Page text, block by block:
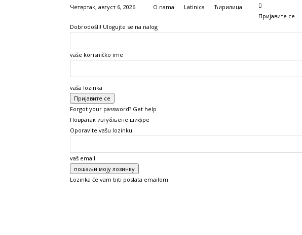
Четвртак, август 6, 2026 O nama Latinica
Ћирилица
Пријавите се
Dobrodošli! Ulogujte se na nalog
vaše korisničko ime
vaša lozinka
Forgot your password? Get help
Повратак изгубљене шифре
Oporavite vašu lozinku
vaš email
Lozinka će vam biti poslata emailom